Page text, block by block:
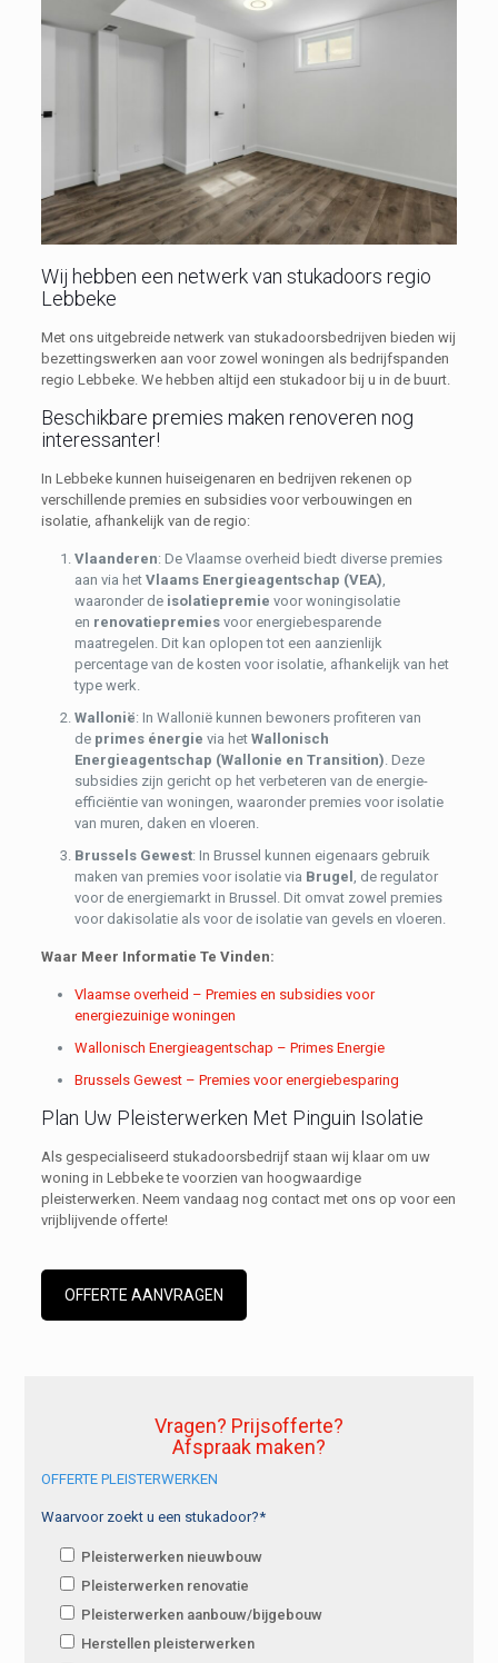
Wij hebben een netwerk van stukadoors regio
Lebbeke
Met ons uitgebreide netwerk van stukadoorsbedrijven bieden wij
bezettingswerken aan voor zowel woningen als bedrijfspanden
regio Lebbeke. We hebben altijd een stukadoor bij u in de buurt.
Beschikbare premies maken renoveren nog
interessanter!
In Lebbeke kunnen huiseigenaren en bedrijven rekenen op
verschillende premies en subsidies voor verbouwingen en
isolatie, afhankelijk van de regio:
Vlaanderen: De Vlaamse overheid biedt diverse premies
aan via het Vlaams Energieagentschap (VEA)
waaronder de isolatiepremie voor woningisolatie
en renovatiepremiesvoor energiebesparende
maatregelen. Dit kan oplopen tot een aanzienlijk
percentage van de kosten voor isolatie, afhankelijk van het
type werk.
Wallonië: In Wallonië kunnen bewoners profiteren van
de primes énergie via het Wallonisch
Energieagentschap (Wallonie en Transition) . Deze
subsidies zijn gericht op het verbeteren van de energie-
efficiëntie van woningen, waaronder premies voor isolatie
van muren, daken en vloeren.
Brussels Gewest: In Brussel kunnen eigenaars gebruik
maken van premies voor isolatie via Brugel , de regulator
voor de energiemarkt in Brussel. Dit omvat zowel premies
voor dakisolatie als voor de isolatie van gevels en vloeren.
Waar Meer Informatie Te Vinden:
Vlaamse overheid – Premies en subsidies voor
energiezuinige woningen
Wallonisch Energieagentschap – Primes Energie
Brussels Gewest – Premies voor energiebesparing
Plan Uw Pleisterwerken Met Pinguin Isolatie
Als gespecialiseerd stukadoorsbedrijf staan wij klaar om uw
woning in Lebbeke te voorzien van hoogwaardige
pleisterwerken. Neem vandaag nog contact met ons op voor een
vrijblijvende offerte!
OFFERTE AANVRAGEN
Vragen? Prijsofferte?
Afspraak maken?
OFFERTE PLEISTERWERKEN
Waarvoor zoekt u een stukadoor?*
Pleisterwerken nieuwbouw
Pleisterwerken renovatie
Pleisterwerken aanbouw/bijgebouw
Herstellen pleisterwerken